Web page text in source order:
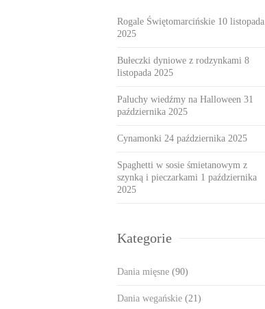
Rogale Świętomarcińskie 10 listopada
2025
Bułeczki dyniowe z rodzynkami 8
listopada 2025
Paluchy wiedźmy na Halloween 31
października 2025
Cynamonki 24 października 2025
Spaghetti w sosie śmietanowym z
szynką i pieczarkami 1 października
2025
Kategorie
Dania mięsne (90)
Dania wegańskie (21)